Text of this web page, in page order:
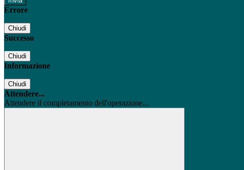
Errore
Chiudi
Successo
Chiudi
Informazione
Chiudi
Attendere...
Attendere il completamento dell'operazione...